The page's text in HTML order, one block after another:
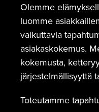
Olemme
luomme
vaikuttavia
asiakaskokemus.
kokemusta,
järjestelmällisyyttä
Toteutamme